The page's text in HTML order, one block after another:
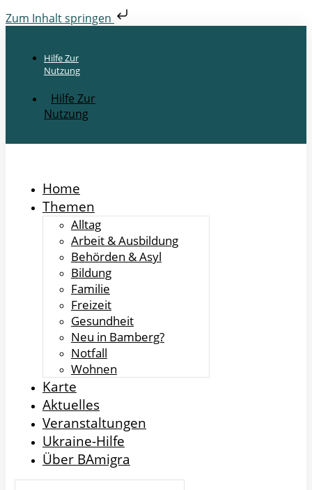
Zum Inhalt springen
Hilfe Zur
Nutzung
Hilfe Zur
Nutzung
Home
Themen
Alltag
Arbeit & Ausbildung
Behörden & Asyl
Bildung
Familie
Freizeit
Gesundheit
Neu in Bamberg?
Notfall
Wohnen
Karte
Aktuelles
Veranstaltungen
Ukraine-Hilfe
Über BAmigra